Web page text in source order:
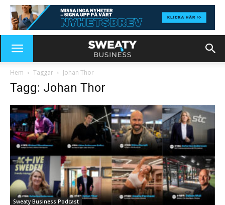
Hem Taggar Johan Thor
Tagg: Johan Thor
Sweaty Business Podcast